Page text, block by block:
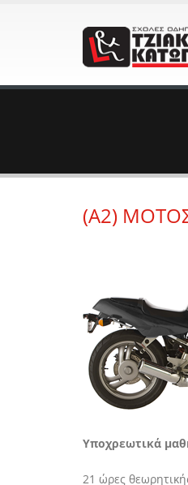
(Α2)
Υποχρεωτικά
21 ώρες